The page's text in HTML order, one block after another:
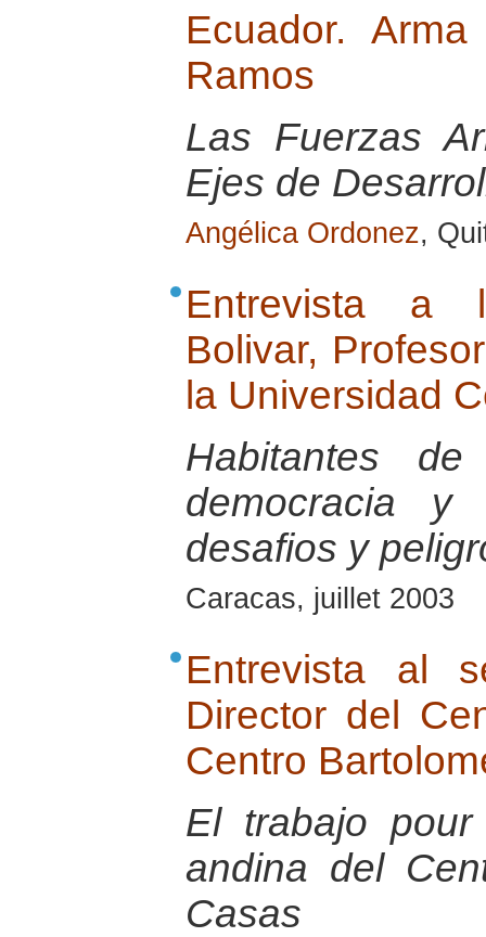
Ecuador.
Ramos
Las Fuerzas
Ejes de
Angélica Ordonez,
Entrevista a
Bolivar,
la Universidad
Habitantes de
democracia y
desafios y
Caracas, juillet 2003
Entrevista al
Director del
Centro
El trabajo
andina del
Casas